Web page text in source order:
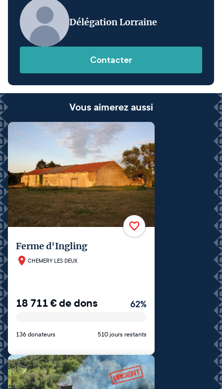
Délégation Lorraine
Contacter
Vous aimerez aussi
Ferme d'Ingling
CHEMERY LES DEUX
18 711€de dons 62%
136 donateurs 510 jours restants